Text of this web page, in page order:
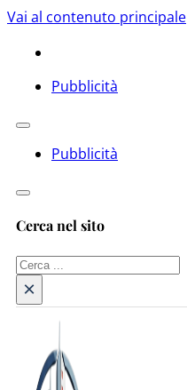
Vai al contenuto principale
Pubblicità
Pubblicità
Cerca nel sito
Cerca
×